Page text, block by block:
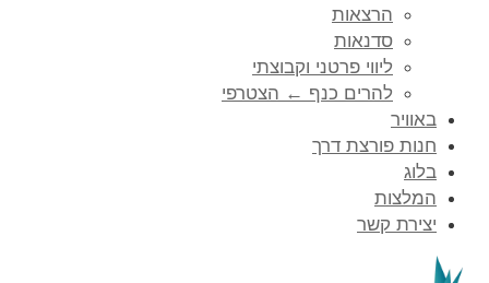
הרצאות
סדנאות
ליווי פרטני וקבוצתי
להרים כנף ← הצטרפי
באוויר
חנות פורצת דרך
בלוג
המלצות
יצירת קשר